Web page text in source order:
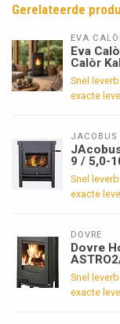
Gerelateerde
EVA
Eva
Calòr
Snel
exacte
JACOBUS
9 / 5,0-
Snel
exacte
DOVRE
Dovre
Snel
exacte